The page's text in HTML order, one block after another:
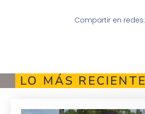
Compartir en redes:
LO MÁS RECIENTE